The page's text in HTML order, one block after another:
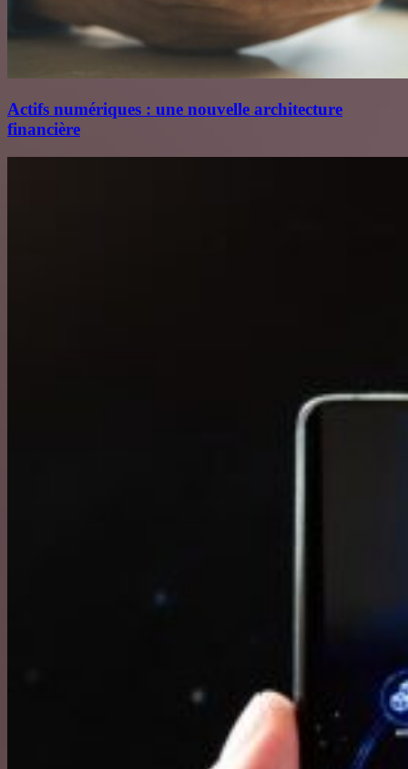
Actifs numériques : une nouvelle architecture
financière